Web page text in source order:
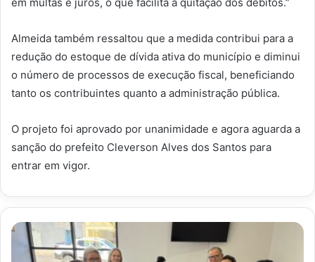
Almeida também ressaltou que a medida contribui para a
redução do estoque de dívida ativa do município e diminui
o número de processos de execução fiscal, beneficiando
tanto os contribuintes quanto a administração pública.
O projeto foi aprovado por unanimidade e agora aguarda a
sanção do prefeito Cleverson Alves dos Santos para
entrar em vigor.